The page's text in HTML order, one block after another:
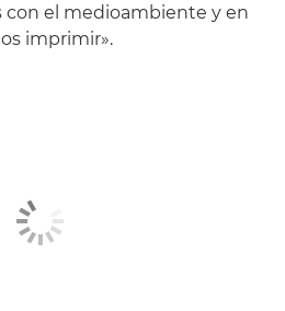
con el medioambiente y en
imprimir».